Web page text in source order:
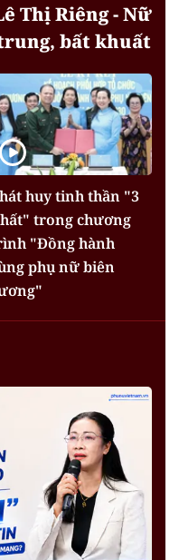
Thị Riêng - Nữ
bất khuất
huy tinh thần "3
trong chương
"Đồng hành
phụ nữ biên